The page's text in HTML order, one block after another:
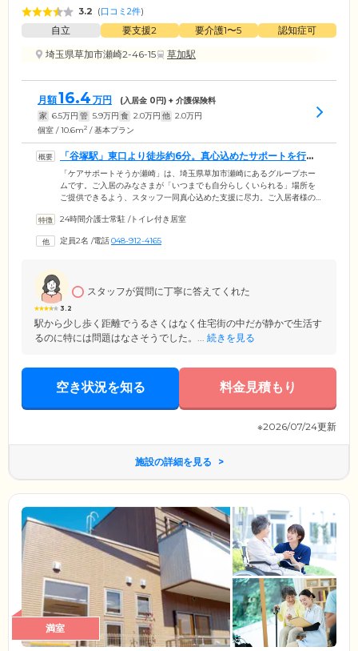
3.2 (口コミ2件)
自立 要支援2 要介護1〜5
認知症可
埼玉県草加市瀬崎2-46-15
草加駅
月額16.4 万円 (入居金 0円) + 介護保険料
家 6.5万円 管 5.9万円 食 2.0万円 他 2.0万円
個室 / 10.6m2 / 基本プラン
「谷塚駅」東口より徒歩約6分。真心込めたサポートを行っ
ています
「ケアサポートそうか瀬崎」は、埼玉県草加市瀬崎にあるグループホー
ムです。ご入居のみなさまが「いつまでも自分らしくいられる」場所を
ご提供できるよう、スタッフ一同真心込めた支援に尽力。ご入居者様の
やかにストレスなく生活できるようサポートしています。東武スカイツ
家族様やご友人様から喜ばれているポイントのひとつ。ご家族様とのご
24時間介護士常駐 /トイレ付き居室
定員2名 /電話048-912-4165
3.2
スタッフが質問に丁寧に答えてくれた
駅から少し歩く距離でうるさくはなく住宅街の中だが静かで生活す
るのに特には問題はなさそうでした。... 続きを見る
空き状況を知る 料金見積もり
※2026/07/24更新
施設の詳細を見る
満室